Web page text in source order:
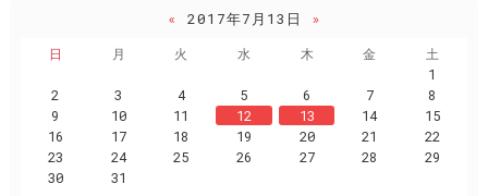
« 2017年7月13日
»
日
月 火 水 木 金
土
1
2
3 4 5 6 7
8
9
10 11 12 13 14
15
16
17 18 19 20 21
22
23
24 25 26 27 28
29
30
31